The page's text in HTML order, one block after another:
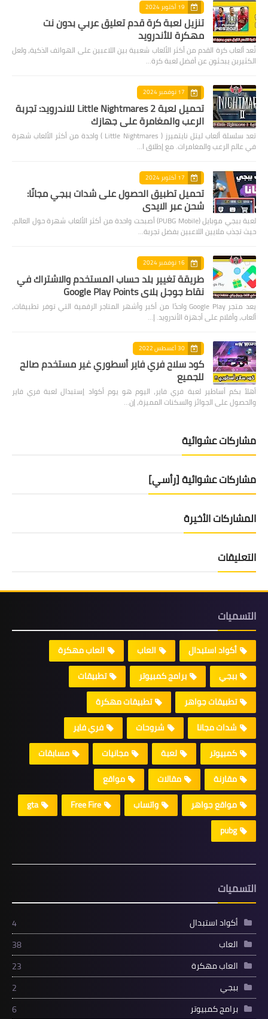
19 أكتوبر 2024
تنزيل لعبة كرة قدم تعليق عربي بدون نت
مهكرة للأندرويد
تُعد ألعاب كرة القدم من أكثر الألعاب شعبية بين اللاعبين على الهواتف الذكية، ولعل
الكثيرين يبحثون عن أفضل لعبة كرة…
17 نوفمبر 2024
تحميل لعبة Little Nightmares 2 للاندرويد: تجربة
الرعب والمغامرة على جهازك
تعد سلسلة ألعاب ليتل نايتميرز ( Little Nightmares ) واحدة من أكثر الألعاب شهرة
في عالم الرعب والمغامرات. مع إطلاق ا…
17 أكتوبر 2024
تحميل تطبيق الحصول على شدات ببجي مجانًا:
شحن عبر الايدي
لعبة ببجي موبايل (PUBG Mobile) أصبحت واحدة من أكثر الألعاب شهرة حول العالم،
حيث تجذب ملايين اللاعبين بفضل تجربة…
16 نوفمبر 2024
طريقة تغيير بلد حساب المستخدم والاشتراك في
نقاط جوجل بلاي Google Play Points
يعد متجر Google Play واحدًا من أكبر وأشهر المتاجر الرقمية التي توفر تطبيقات،
ألعاب، وأفلام على أجهزة الأندرويد. إ…
30 أغسطس 2022
كود سلاح فري فاير أسطوري غير مستخدم صالح
للجميع
أهلاً بكم أساطير لعبة فري فاير، اليوم هو يوم أكواد إستبدال لعبة فري فاير
والحصول على الجوائز والسكنات المميزة، إن…
مشاركات عشوائية
مشاركات عشوائية [رأسي]
المشاركات الأخيرة
التعليقات
التسميات
أكواد استبدال العاب
العاب مهكرة
ببجي
برامج كمبيوتر
تطبيقات
تطبيقات جواهر
تطبيقات مهكرة
شدات مجانا
شروحات
فري فاير
كمبيوتر
لعبة مجانيات
مسابقات
مقارنة
مقالات
مواقع
مواقع جواهر
واتساب Free Fire
gta
pubg
التسميات
أكواد استبدال
4
العاب
38
العاب مهكرة
23
ببجي
2
برامج كمبيوتر
6